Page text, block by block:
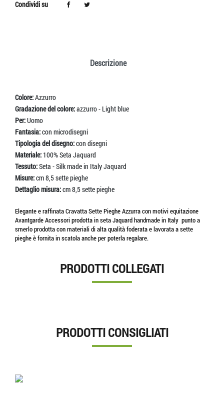
Condividi su
Descrizione
Colore:Azzurro
Gradazione del colore:azzurro - Light blue
Per:Uomo
Fantasia:con microdisegni
Tipologia del disegno:con disegni
Materiale: 100% Seta Jaquard
Tessuto:Seta - Silk made in Italy Jaquard
Misure:cm 8,5 sette pieghe
Dettaglio misura:cm 8,5 sette pieghe
Elegante e raffinata Cravatta Sette Pieghe Azzurra con motivi equitazione
Avantgarde Accessori prodotta in seta Jaquard handmade in Italy punto a
smerlo prodotta con materiali di alta qualità foderata e lavorata a sette
pieghe è fornita in scatola anche per poterla regalare.
PRODOTTI COLLEGATI
PRODOTTI CONSIGLIATI